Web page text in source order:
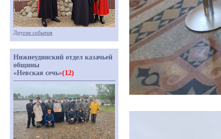
Другие события
Нижнеудинский отдел казачьей
общины
«Невская сечь»(12)